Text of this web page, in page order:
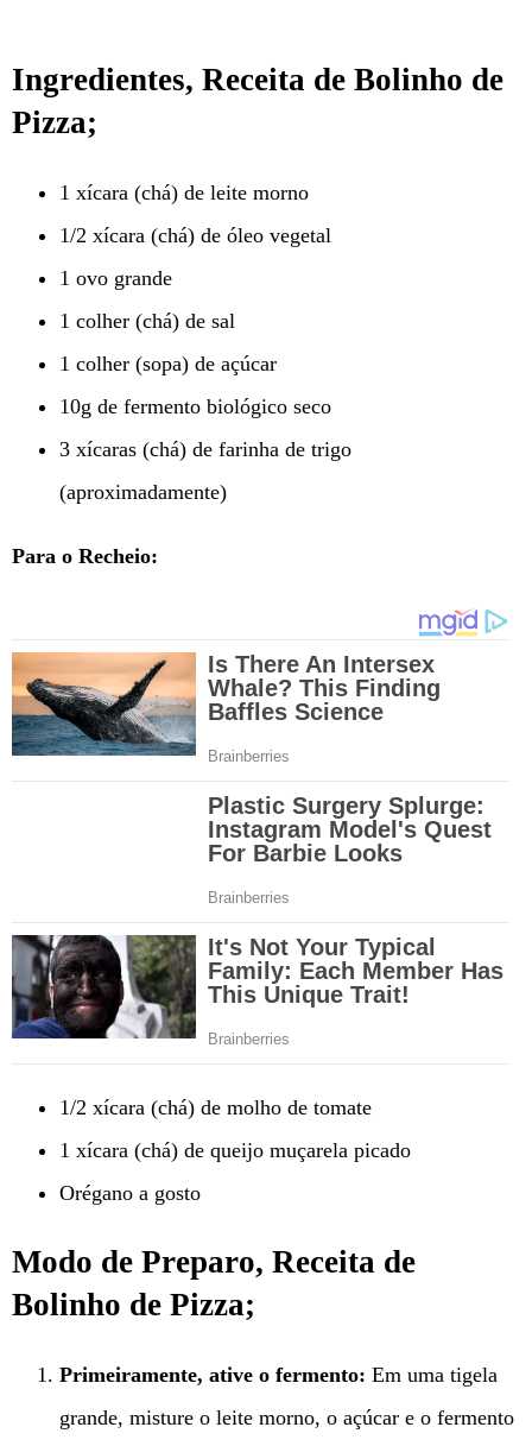
Ingredientes, Receita de Bolinho de
Pizza;
1 xícara (chá) de leite morno
1/2 xícara (chá) de óleo vegetal
1 ovo grande
1 colher (chá) de sal
1 colher (sopa) de açúcar
10g de fermento biológico seco
3 xícaras (chá) de farinha de trigo
(aproximadamente)
Para o Recheio:
1/2 xícara (chá) de molho de tomate
1 xícara (chá) de queijo muçarela picado
Orégano a gosto
Modo de Preparo, Receita de
Bolinho de Pizza;
Primeiramente, ative o fermento: Em uma tigela
grande, misture o leite morno, o açúcar e o fermento